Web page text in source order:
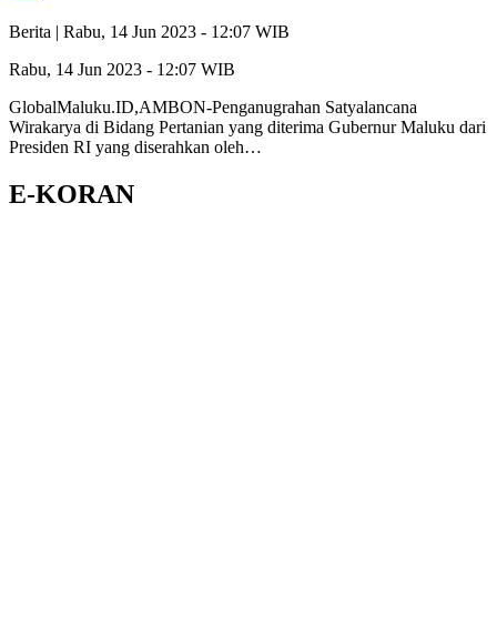
Berita | Rabu, 14 Jun 2023 - 12:07 WIB
Rabu, 14 Jun 2023 - 12:07 WIB
GlobalMaluku.ID,AMBON-Penganugrahan Satyalancana
Wirakarya di Bidang Pertanian yang diterima Gubernur Maluku dari
Presiden RI yang diserahkan oleh…
E-KORAN